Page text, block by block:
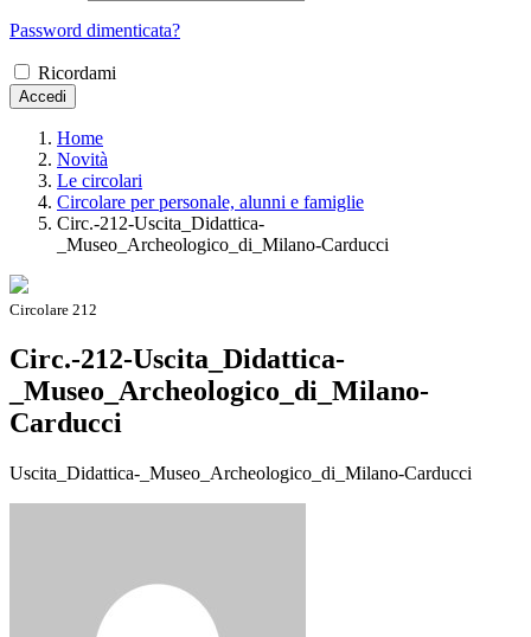
Password dimenticata?
Ricordami
Accedi
Home
Novità
Le circolari
Circolare per personale, alunni e famiglie
Circ.-212-Uscita_Didattica-
_Museo_Archeologico_di_Milano-Carducci
Circolare 212
Circ.-212-Uscita_Didattica-
_Museo_Archeologico_di_Milano-
Carducci
Uscita_Didattica-_Museo_Archeologico_di_Milano-Carducci